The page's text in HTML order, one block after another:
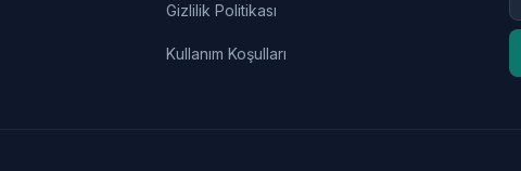
Gizlilik Politikası
Kullanım Koşulları